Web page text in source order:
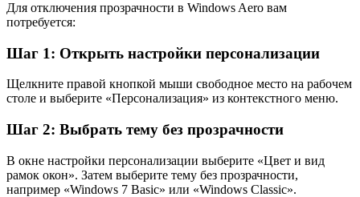
Для отключения прозрачности в Windows Aero вам
потребуется:
Шаг 1: Открыть настройки персонализации
Щелкните правой кнопкой мыши свободное место на рабочем
столе и выберите «Персонализация» из контекстного меню.
Шаг 2: Выбрать тему без прозрачности
В окне настройки персонализации выберите «Цвет и вид
рамок окон». Затем выберите тему без прозрачности,
например «Windows 7 Basic» или «Windows Classic».